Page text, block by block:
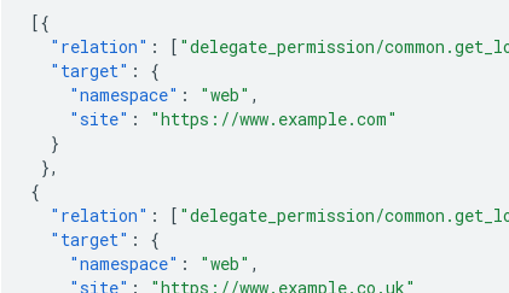
[{
"relation" : [ "delegate_permission/
"target" :
{
"namespace" : "web" ,
"site" :
"https://www.example.com"
}
},
{
"relation" : [ "delegate_permission/
"target" :
{
"namespace" : "web" ,
"site" :
"https://www.example.co.uk"